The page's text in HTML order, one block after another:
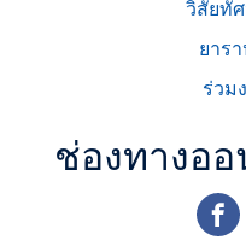
วิสัยทั
ยาร
ร่วม
ช่องทางอ